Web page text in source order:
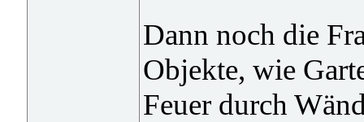
Dann noch die
Objekte, wie
Feuer durch